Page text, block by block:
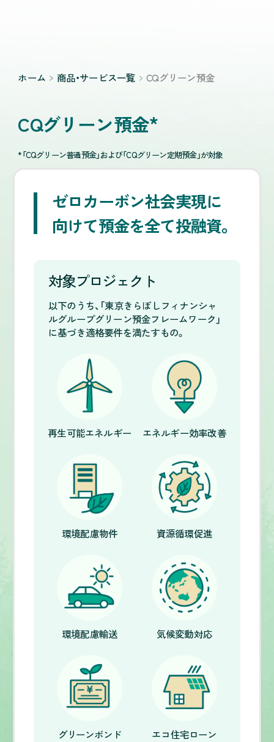
ホーム 商品・サービス一覧 CQグリーン預金
CQグリーン預金*
*「CQグリーン普通預金」および「CQグリーン定期預金」が対象
ゼロカーボン社会実現に
向けて預金を全て投融資。
対象プロジェクト
以下のうち、「東京きらぼしフィナンシャ
ルグループグリーン預金フレームワーク」
に基づき適格要件を満たすもの。
再生可能エネルギー エネルギー効率改善
環境配慮物件 資源循環促進
環境配慮輸送 気候変動対応
グリーンボンド エコ住宅ローン